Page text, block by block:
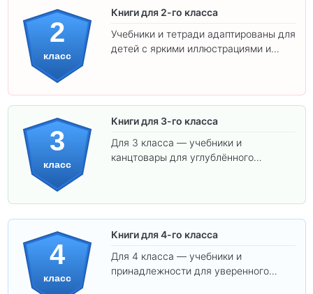
2
класс
Книги для 2-го класса
Учебники и тетради адаптированы для
детей с яркими иллюстрациями и
3
класс
Книги для 3-го класса
Для 3 класса — учебники и
канцтовары для углублённого
4
класс
Книги для 4-го класса
Для 4 класса — учебники и
принадлежности для уверенного